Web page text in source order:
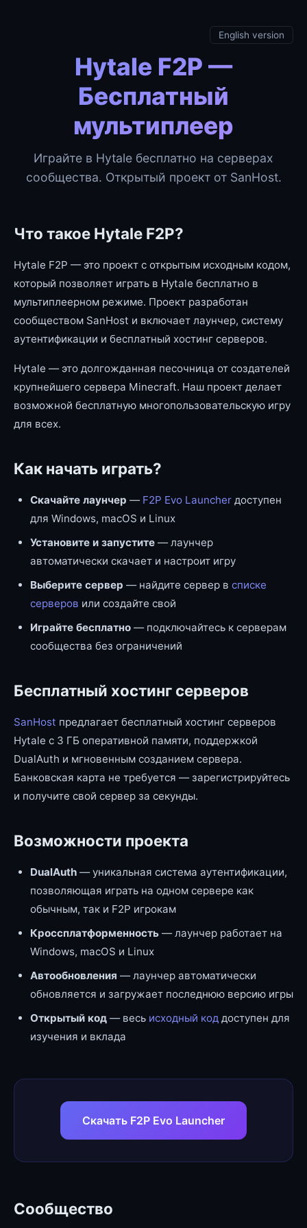
English version
Hytale F2P —
Бесплатный
мультиплеер
Играйте в Hytale бесплатно на серверах
сообщества. Открытый проект от SanHost.
Что такое Hytale F2P?
Hytale F2P — это проект с открытым исходным кодом,
который позволяет играть в Hytale бесплатно в
мультиплеерном режиме. Проект разработан
сообществом SanHost и включает лаунчер, систему
аутентификации и бесплатный хостинг серверов.
Hytale — это долгожданная песочница от создателей
крупнейшего сервера Minecraft. Наш проект делает
возможной бесплатную многопользовательскую игру
для всех.
Как начать играть?
Скачайте лаунчер — F2P Evo Launcher доступен
для Windows, macOS и Linux
Установите и запустите — лаунчер
автоматически скачает и настроит игру
Выберите сервер — найдите сервер в списке
серверов или создайте свой
Играйте бесплатно — подключайтесь к серверам
сообщества без ограничений
Бесплатный хостинг серверов
SanHost предлагает бесплатный хостинг серверов
Hytale с 3 ГБ оперативной памяти, поддержкой
DualAuth и мгновенным созданием сервера.
Банковская карта не требуется — зарегистрируйтесь
и получите свой сервер за секунды.
Возможности проекта
DualAuth — уникальная система аутентификации,
позволяющая играть на одном сервере как
обычным, так и F2P игрокам
Кроссплатформенность — лаунчер работает на
Windows, macOS и Linux
Автообновления — лаунчер автоматически
обновляется и загружает последнюю версию игры
Открытый код — весь исходный код доступен для
изучения и вклада
Скачать F2P Evo Launcher
Сообщество